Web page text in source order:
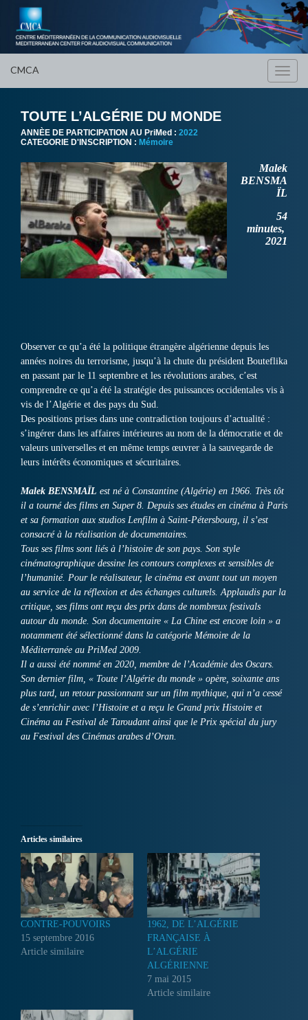
CMCA
TOUTE L’ALGÉRIE DU MONDE
ANNÈE DE PARTICIPATION AU PriMed : 2022
CATEGORIE D'INSCRIPTION : Mémoire
Malek
BENSMA
ÏL
54
minutes,
2021
Observer ce qu’a été la politique étrangère algérienne depuis les
années noires du terrorisme, jusqu’à la chute du président Bouteflika
en passant par le 11 septembre et les révolutions arabes, c’est
comprendre ce qu’a été la stratégie des puissances occidentales vis à
vis de l’Algérie et des pays du Sud.
Des positions prises dans une contradiction toujours d’actualité :
s’ingérer dans les affaires intérieures au nom de la démocratie et de
valeurs universelles et en même temps œuvrer à la sauvegarde de
leurs intérêts économiques et sécuritaires.
Malek BENSMAÏL est né à Constantine (Algérie) en 1966. Très tôt
il a tourné des films en Super 8. Depuis ses études en cinéma à Paris
et sa formation aux studios Lenfilm à Saint-Pétersbourg, il s’est
consacré à la réalisation de documentaires.
Tous ses films sont liés à l’histoire de son pays. Son style
cinématographique dessine les contours complexes et sensibles de
l’humanité. Pour le réalisateur, le cinéma est avant tout un moyen
au service de la réflexion et des échanges culturels. Applaudis par la
critique, ses films ont reçu des prix dans de nombreux festivals
autour du monde. Son documentaire « La Chine est encore loin » a
notamment été sélectionné dans la catégorie Mémoire de la
Méditerranée au PriMed 2009.
Il a aussi été nommé en 2020, membre de l’Académie des Oscars.
Son dernier film, « Toute l’Algérie du monde » opère, soixante ans
plus tard, un retour passionnant sur un film mythique, qui n’a cessé
de s’enrichir avec l’Histoire et a reçu le Grand prix Histoire et
Cinéma au Festival de Taroudant ainsi que le Prix spécial du jury
au Festival des Cinémas arabes d’Oran.
Articles similaires
CONTRE-POUVOIRS
15 septembre 2016
Article similaire
1962, DE L’ALGÉRIE
FRANÇAISE À
L’ALGÉRIE
ALGÉRIENNE
7 mai 2015
Article similaire